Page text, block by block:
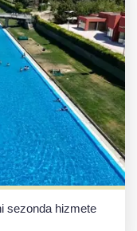
sezonda hizmete